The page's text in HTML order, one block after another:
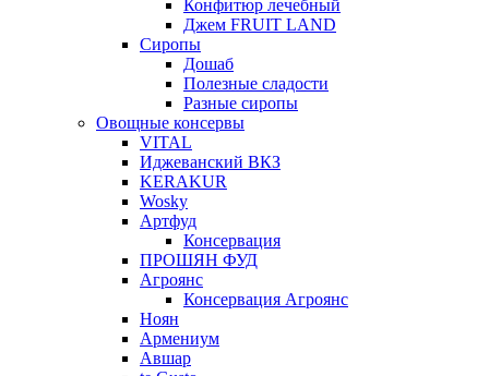
Конфитюр лечебный
Джем FRUIT LAND
Сиропы
Дошаб
Полезные сладости
Разные сиропы
Овощные консервы
VITAL
Иджеванский ВКЗ
KERAKUR
Wosky
Артфуд
Консервация
ПРОШЯН ФУД
Агроянс
Консервация Агроянс
Ноян
Армениум
Авшар